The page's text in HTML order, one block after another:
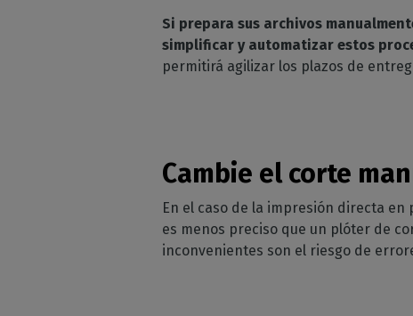
Si prepara sus archivos
simplificar y automatizar estos
permitirá agilizar los plazos de
Cambie el corte
En el caso de la impresión directa
es menos preciso que un plóter de
inconvenientes son el riesgo de